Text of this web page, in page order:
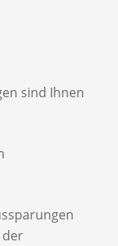
sind Ihnen
der